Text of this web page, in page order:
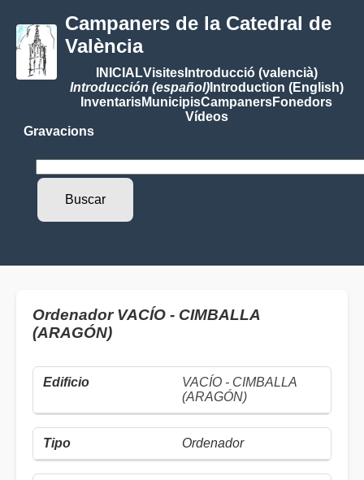
Campaners de la Catedral de
València
INICIALVisitesIntroducció (valencià)
Introducción (español)Introduction (English)
InventarisMunicipisCampanersFonedors
Vídeos
Gravacions
Ordenador VACÍO - CIMBALLA
(ARAGÓN)
VACÍO - CIMBALLA
(ARAGÓN)
Ordenador